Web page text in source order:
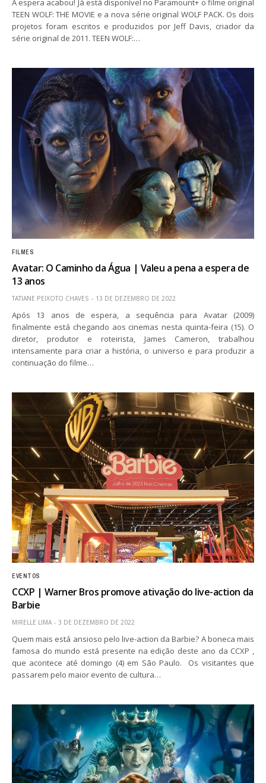
A espera acabou! Já está disponível no Paramount+ o filme original
TEEN WOLF: THE MOVIE e a nova série original WOLF PACK. Os dois
projetos foram escritos e produzidos por Jeff Davis, criador da
série original de 2011. TEEN WOLF:…
FILMES
Avatar: O Caminho da Água | Valeu a pena a espera de
13 anos
TATIANE PEIXOTO CHAVES 13 DE DEZEMBRO DE 2022
Após 13 anos de espera, a sequência para Avatar (2009)
finalmente está chegando aos cinemas nesta quinta-feira (15). O
diretor, produtor e roteirista, James Cameron, trabalhou
intensamente para criar a história, o universo e para produzir a
continuação do filme…
EVENTOS
CCXP | Warner Bros promove ativação do live-action da
Barbie
MIRELLE LIMA 3 DE DEZEMBRO DE 2022
Quem mais está ansioso pelo live-action da Barbie? A boneca mais
famosa do mundo está presente na edição deste ano da CCXP ,
que acontece até domingo (4) em São Paulo. Os visitantes que
passarem pelo maior evento de cultura…